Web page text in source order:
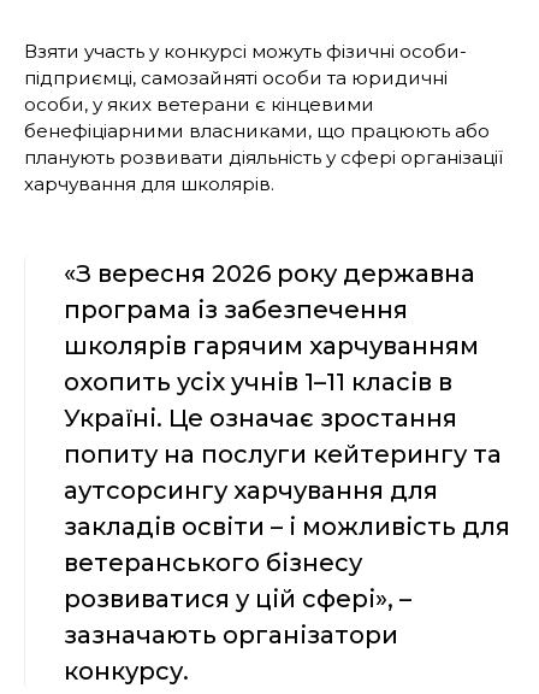
Взяти участь у конкурсі можуть фізичні особи-
підприємці, самозайняті особи та юридичні
особи, у яких ветерани є кінцевими
бенефіціарними власниками, що працюють або
планують розвивати діяльність у сфері організації
харчування для школярів.
«З вересня 2026 року державна
програма із забезпечення
школярів гарячим харчуванням
охопить усіх учнів 1–11 класів в
Україні. Це означає зростання
попиту на послуги кейтерингу та
аутсорсингу харчування для
закладів освіти – і можливість для
ветеранського бізнесу
розвиватися у цій сфері», –
зазначають організатори
конкурсу.